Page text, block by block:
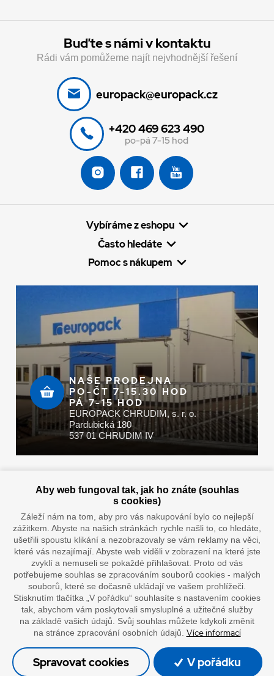
Buďte s námi v kontaktu
Rádi vám pomůžeme najít nejvhodnější řešení
europack@europack.cz
+420 469 623 490
po-pá 7-15 hod
Vybíráme z eshopu
Často hledáte
Pomoc s nákupem
NAŠE PRODEJNA
PO-ČT 7-15.30 HOD
PÁ 7-15 HOD
EUROPACK CHRUDIM, s. r. o.
Pardubická 180
537 01 CHRUDIM IV
Doprava vaším oblíbeným dopravcem
”Lepíme s jistotou”
© Oficiální stránky společnosti Europack
Aby web fungoval tak, jak ho znáte (souhlas
s cookies)
Záleží nám na tom, aby pro vás nakupování bylo co nejlepší
zážitkem. Abyste na našich stránkách rychle našli to, co hledáte,
ušetřili spoustu klikání a nezobrazovaly se vám reklamy na věci,
které vás nezajímají. Abyste web viděli v zobrazení na které jste
zvyklí a nemuseli se pokaždé přihlašovat. Proto od vás
potřebujeme souhlas se zpracováním souborů cookies - malých
souborů, které se dočasně ukládají ve vašem prohlížeči.
Stisknutím tlačítka „V pořádku“ souhlasíte s nastavením cookies
tak, abychom vám poskytovali smysluplné a užitečné služby
na základě vašich údajů. Svůj souhlas můžete kdykoli změnit
na stránce zpracování osobních údajů. Více informací
Spravovat cookies V pořádku